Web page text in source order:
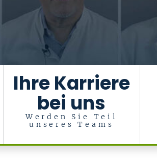
Ihre Karriere
bei uns
Werden Sie Teil
unseres Teams